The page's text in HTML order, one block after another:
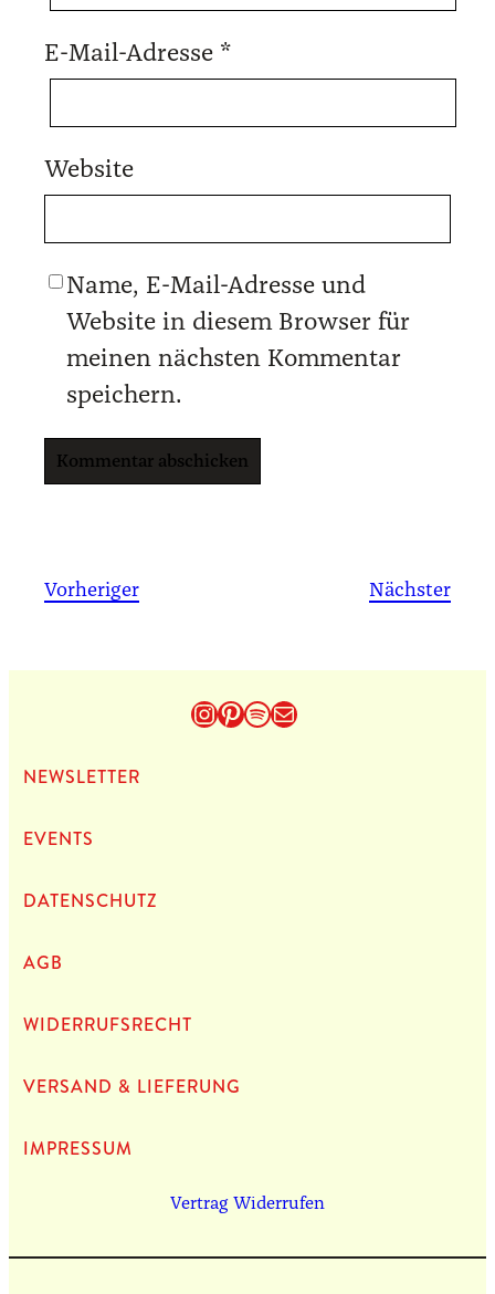
E-Mail-Adresse *
Website
Name, E-Mail-Adresse und
Website in diesem Browser für
meinen nächsten Kommentar
speichern.
Vorheriger Nächster
Instagram
Pinterest
Spotify
E-Mail
NEWS­LET­TER
EVENTS
DATEN­SCHUTZ
AGB
WIDERRUFSRECHT
VERSAND & LIEFERUNG
IMPRES­SUM
Vertrag Widerrufen